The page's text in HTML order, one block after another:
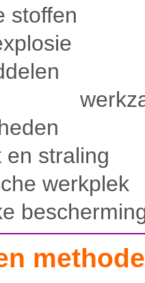
stoffen
en straling
werkplek